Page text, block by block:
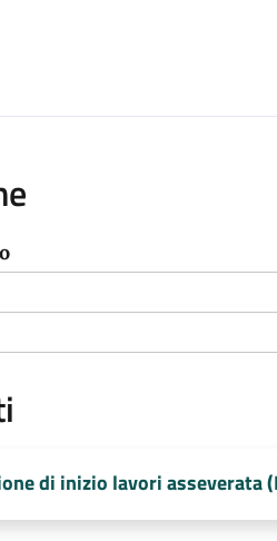
di inizio lavori asseverata